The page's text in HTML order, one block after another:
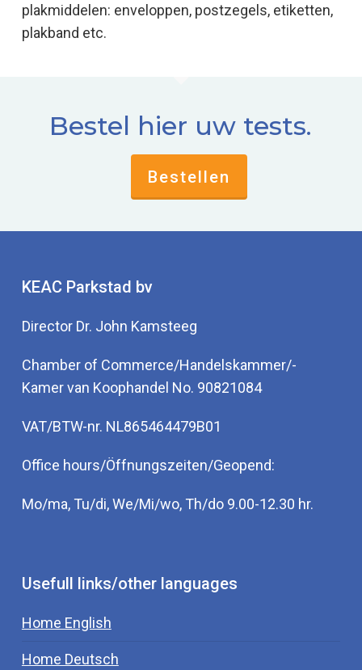
plakmiddelen: enveloppen, postzegels, etiketten,
plakband etc.
Bestel hier uw tests.
Bestellen
KEAC Parkstad bv
Director Dr. John Kamsteeg
Chamber of Commerce/Handelskammer/-
Kamer van Koophandel No. 90821084
VAT/BTW-nr. NL865464479B01
Office hours/Öffnungszeiten/Geopend:
Mo/ma, Tu/di, We/Mi/wo, Th/do 9.00-12.30 hr.
Usefull links/other languages
Home English
Home Deutsch